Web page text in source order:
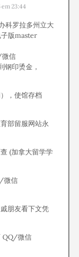
23:44
科罗拉多州立大
版master
微信
钢印烫金，
，使馆存档
部留服网站永
(加拿大留学学
微信
朋友看下文凭
QQ/微信